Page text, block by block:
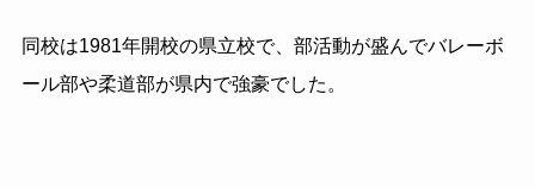
同校は1981年開校の県立校で、部活動が盛んでバレーボ
ール部や柔道部が県内で強豪でした。